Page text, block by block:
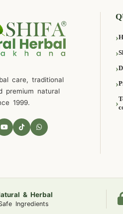
care, traditional
premium natural
1999.
& Herbal
Ingredients